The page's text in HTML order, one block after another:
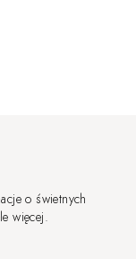
o świetnych
więcej.